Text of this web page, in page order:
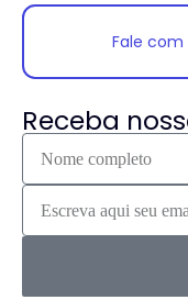
Fale
Receba